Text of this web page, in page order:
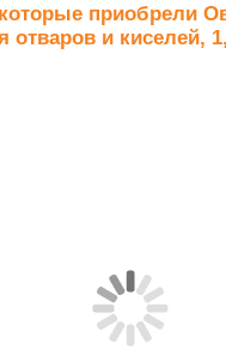
приобрели
отваров и киселей,
580 руб.